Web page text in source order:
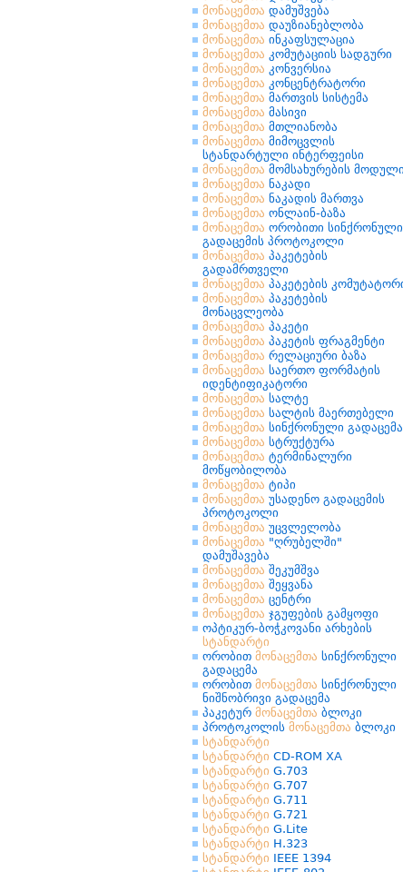
მონაცემთა დამუშვება
მონაცემთა დაუზიანებლობა
მონაცემთა ინკაფსულაცია
მონაცემთა კომუტაციის სადგური
მონაცემთა კონვერსია
მონაცემთა კონცენტრატორი
მონაცემთა მართვის სისტემა
მონაცემთა მასივი
მონაცემთა მთლიანობა
მონაცემთა მიმოცვლის
სტანდარტული ინტერფეისი
მონაცემთა მომსახურების მოდული
მონაცემთა ნაკადი
მონაცემთა ნაკადის მართვა
მონაცემთა ონლაინ-ბაზა
მონაცემთა ორობითი სინქრონული
გადაცემის პროტოკოლი
მონაცემთა პაკეტების
გადამრთველი
მონაცემთა პაკეტების
მონაცემთა პაკეტების
მონაცვლეობა
მონაცემთა პაკეტი
მონაცემთა პაკეტის ფრაგმენტი
მონაცემთა რელაციური ბაზა
მონაცემთა საერთო ფორმატის
იდენტიფიკატორი
მონაცემთა სალტე
მონაცემთა სალტის მაერთებელი
მონაცემთა სინქრონული გადაცემა
მონაცემთა სტრუქტურა
მონაცემთა ტერმინალური
მოწყობილობა
მონაცემთა ტიპი
მონაცემთა უსადენო გადაცემის
პროტოკოლი
მონაცემთა უცვლელობა
მონაცემთა "ღრუბელში"
დამუშავება
მონაცემთა შეკუმშვა
მონაცემთა შეყვანა
მონაცემთა ცენტრი
მონაცემთა ჯგუფების გამყოფი
ოპტიკურ-ბოჭკოვანი არხების
სტანდარტი
ორობით მონაცემთა სინქრონული
გადაცემა
ორობით მონაცემთა სინქრონული
ნიშნობრივი გადაცემა
პაკეტურ მონაცემთა ბლოკი
პროტოკოლის მონაცემთა ბლოკი
სტანდარტი
სტანდარტი CD-ROM XA
სტანდარტი G.703
სტანდარტი G.707
სტანდარტი G.711
სტანდარტი G.721
სტანდარტი G.Lite
სტანდარტი H.323
სტანდარტი IEEE 1394